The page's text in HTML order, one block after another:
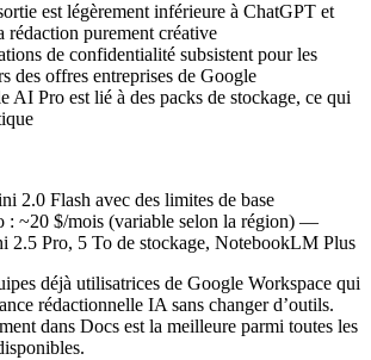
est légèrement inférieure à ChatGPT et
rédaction purement créative
de confidentialité subsistent pour les
des offres entreprises de Google
AI Pro est lié à des packs de stockage, ce qui
2.0 Flash avec des limites de base
: ~20 $/mois (variable selon la région) —
2.5 Pro, 5 To de stockage, NotebookLM Plus
déjà utilisatrices de Google Workspace qui
rédactionnelle IA sans changer d’outils.
dans Docs est la meilleure parmi toutes les